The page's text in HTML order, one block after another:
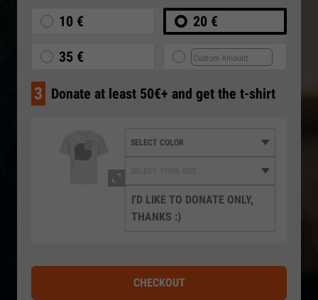
10 € 20 €
35 €
3 Donate at least 50€+ and get the t-shirt
I'D LIKE TO DONATE ONLY,
THANKS :)
CHECKOUT